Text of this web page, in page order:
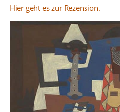
Hier geht es zur Rezension.